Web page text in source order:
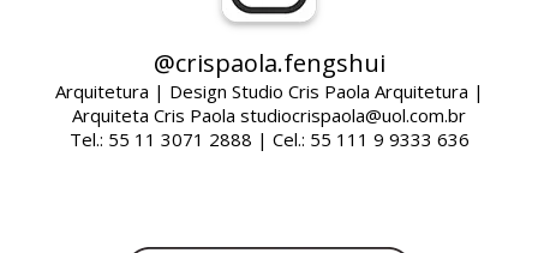
@crispaola.fengshui
Arquitetura | Design Studio Cris Paola Arquitetura |
Arquiteta Cris Paola studiocrispaola@uol.com.br
Tel.: 55 11 3071 2888 | Cel.: 55 111 9 9333 636